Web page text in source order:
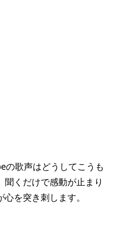
の歌声はどうしてこうも
くだけで感動が止まり
を突き刺します。